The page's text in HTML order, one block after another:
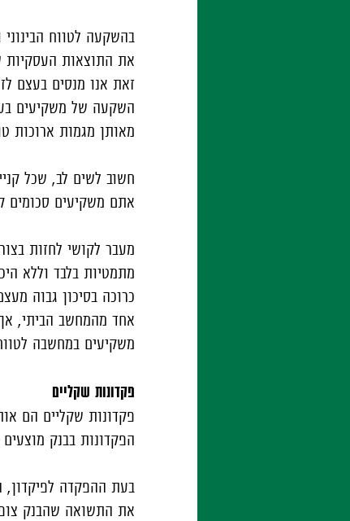
בהשקעה לטווח
את התוצאות
זאת אנו מנסים בעצם
השקעה של משקיעים
מאותן מגמות ארוכות
חשוב לשים לב, שכל
אתם משקיעים סכומים
מעבר לקושי לחזות
מתמטיות בלבד וללא
כרוכה בסיכון גבוה
אחד מהמחשב הביתי,
משקיעים במחשבה
פקדונות שקליים
פקדונות שקליים הם
הפקדונות בבנק
בעת ההפקדה לפיקדון,
את התשואה שהבנק